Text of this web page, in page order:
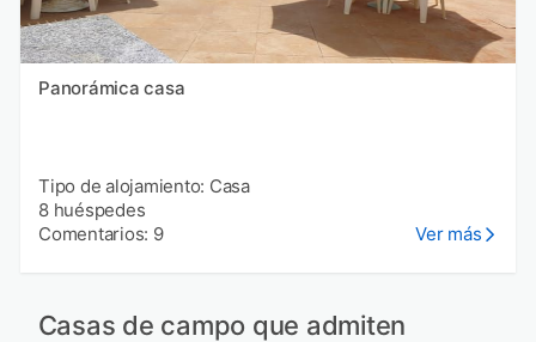
Panorámica casa
Tipo de alojamiento: Casa
8 huéspedes
Comentarios: 9
Ver más
Casas de campo que admiten